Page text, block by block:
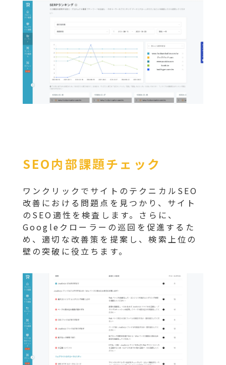
SEO内部課題チェック
ワンクリックでサイトのテクニカルSEO
改善における問題点を見つかり、サイト
のSEO適性を検査します。さらに、
Googleクローラーの巡回を促進するた
め、適切な改善策を提案し、検索上位の
壁の突破に役立ちます。